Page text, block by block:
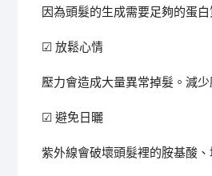
因為頭髮的生成需要足夠的蛋
☑ 放鬆心情
壓力會造成大量異常掉髮。減
☑ 避免日曬
紫外線會破壞頭髮裡的胺基酸